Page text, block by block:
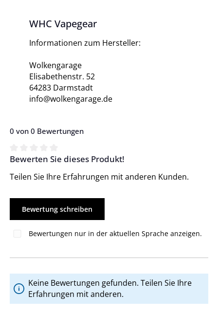
WHC Vapegear
Informationen zum Hersteller:
Wolkengarage
Elisabethenstr. 52
64283 Darmstadt
info@wolkengarage.de
0 von 0 Bewertungen
Durchschnittliche Bewertung von 0 von 5 Sternen
Bewerten Sie dieses Produkt!
Teilen Sie Ihre Erfahrungen mit anderen Kunden.
Bewertung schreiben
Bewertungen nur in der aktuellen Sprache anzeigen.
Keine Bewertungen gefunden. Teilen Sie Ihre
Erfahrungen mit anderen.